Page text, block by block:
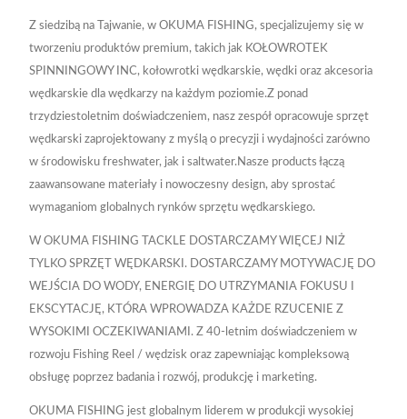
Z siedzibą na Tajwanie, w OKUMA FISHING, specjalizujemy się w
tworzeniu produktów premium, takich jak KOŁOWROTEK
SPINNINGOWY INC, kołowrotki wędkarskie, wędki oraz akcesoria
wędkarskie dla wędkarzy na każdym poziomie.Z ponad
trzydziestoletnim doświadczeniem, nasz zespół opracowuje sprzęt
wędkarski zaprojektowany z myślą o precyzji i wydajności zarówno
w środowisku freshwater, jak i saltwater.Nasze products łączą
zaawansowane materiały i nowoczesny design, aby sprostać
wymaganiom globalnych rynków sprzętu wędkarskiego.
W OKUMA FISHING TACKLE DOSTARCZAMY WIĘCEJ NIŻ
TYLKO SPRZĘT WĘDKARSKI. DOSTARCZAMY MOTYWACJĘ DO
WEJŚCIA DO WODY, ENERGIĘ DO UTRZYMANIA FOKUSU I
EKSCYTACJĘ, KTÓRA WPROWADZA KAŻDE RZUCENIE Z
WYSOKIMI OCZEKIWANIAMI. Z 40-letnim doświadczeniem w
rozwoju Fishing Reel / wędzisk oraz zapewniając kompleksową
obsługę poprzez badania i rozwój, produkcję i marketing.
OKUMA FISHING jest globalnym liderem w produkcji wysokiej